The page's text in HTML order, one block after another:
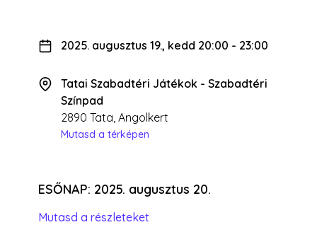
2025. augusztus 19., kedd 20:00 - 23:00
Tatai Szabadtéri Játékok - Szabadtéri
Színpad
2890 Tata, Angolkert
Mutasd a térképen
ESŐNAP: 2025. augusztus 20.
Mutasd a részleteket